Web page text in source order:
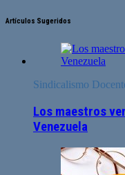
Artículos Sugeridos
Sindicalismo
Los maestros
Venezuela